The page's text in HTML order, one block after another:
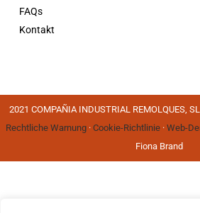
FAQs
Kontakt
2021 COMPAÑIA INDUSTRIAL REMOLQUES, SL
Rechtliche Warnung · Cookie-Richtlinie · Web-
Fiona Brand